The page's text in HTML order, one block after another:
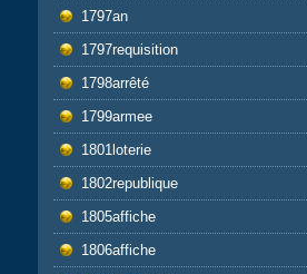
1797an
1797requisition
1798arrêté
1799armee
1801loterie
1802republique
1805affiche
1806affiche